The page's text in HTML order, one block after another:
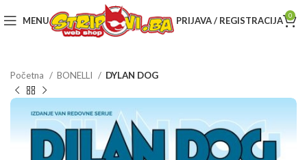
MENU PRIJAVA / REGISTRACIJA 0
Početna BONELLI DYLAN DOG